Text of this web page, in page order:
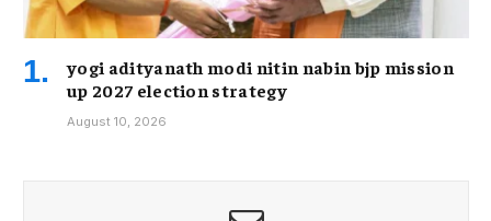
yogi adityanath modi nitin nabin bjp mission
up 2027 election strategy
August 10, 2026